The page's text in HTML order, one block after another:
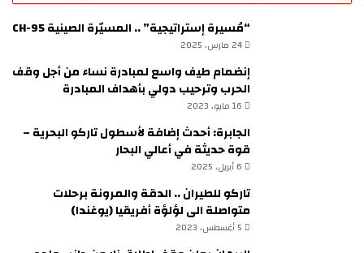
“مُسيرة إستراتيجية” .. المسيّرة الصينية CH-95
24 مارس، 2025
إنضمام طيف واسع لمبادرة نساء من أجل وقف
الحرب وترحيب دولي بأهداف المبادرة
16 مايو، 2023
الجابرة: أحدث إضافة لأسطول تاركو البحرية –
قوة حديثة في أعالي البحار
6 أبريل، 2025
تاركو للطيران .. الدقة والمرونة برحلات
متواصلة الى لؤلؤة أفريقيا (يوغندا)
5 أغسطس، 2023